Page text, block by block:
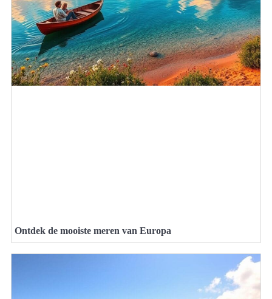
Ontdek de mooiste meren van Europa